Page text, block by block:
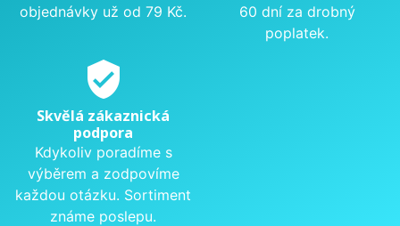
objednávky už od 79 Kč.
60 dní za drobný
poplatek.
verified_user
Skvělá zákaznická
podpora
Kdykoliv poradíme s
výběrem a zodpovíme
každou otázku. Sortiment
známe poslepu.